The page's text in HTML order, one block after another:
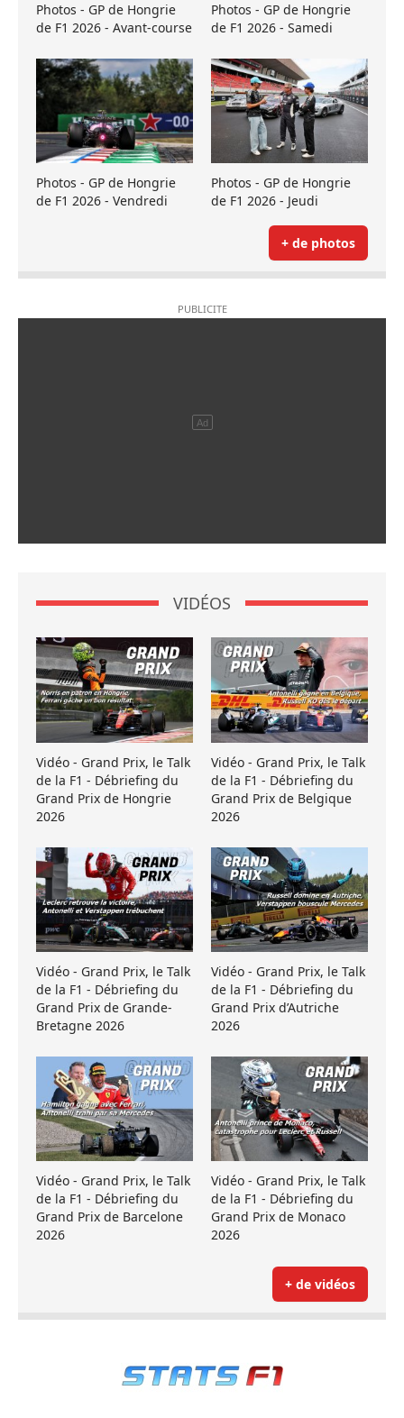
Photos - GP de Hongrie
de F1 2026 - Avant-course
Photos - GP de Hongrie
de F1 2026 - Samedi
Photos - GP de Hongrie
de F1 2026 - Vendredi
Photos - GP de Hongrie
de F1 2026 - Jeudi
+ de photos
VIDÉOS
Vidéo - Grand Prix, le Talk
de la F1 - Débriefing du
Grand Prix de Hongrie
2026
Vidéo - Grand Prix, le Talk
de la F1 - Débriefing du
Grand Prix de Belgique
2026
Vidéo - Grand Prix, le Talk
de la F1 - Débriefing du
Grand Prix de Grande-
Bretagne 2026
Vidéo - Grand Prix, le Talk
de la F1 - Débriefing du
Grand Prix d’Autriche
2026
Vidéo - Grand Prix, le Talk
de la F1 - Débriefing du
Grand Prix de Barcelone
2026
Vidéo - Grand Prix, le Talk
de la F1 - Débriefing du
Grand Prix de Monaco
2026
+ de vidéos